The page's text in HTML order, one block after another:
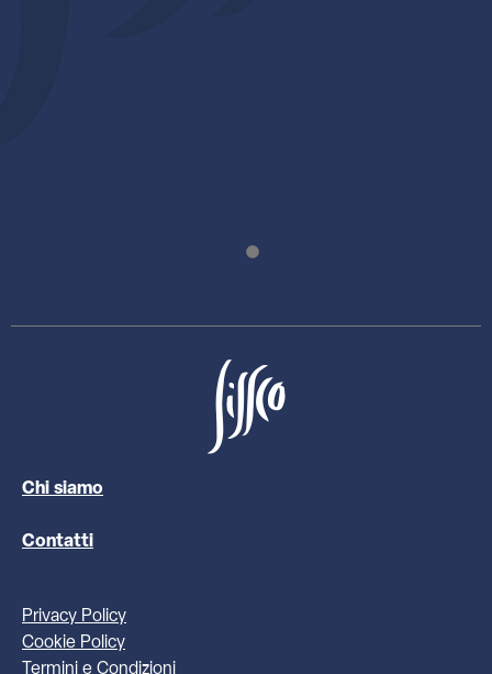
Chi siamo
Contatti
Privacy Policy
Cookie Policy
Termini e Condizioni